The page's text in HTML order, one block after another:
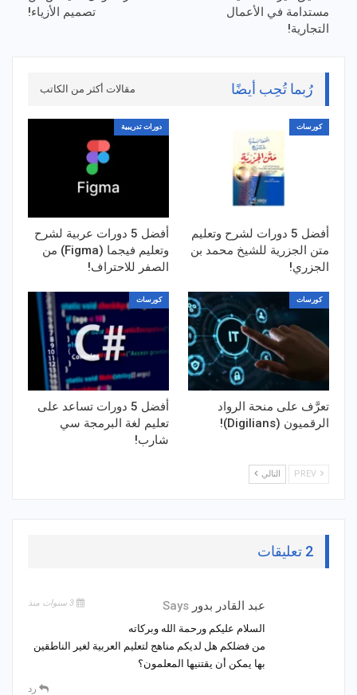
مستدامة في الأعمال
التجارية!
تصميم الأزياء!
رُبما تُحِب أيضًا مقالات أكثر من الكاتب
كورسات
أفضل 5 دورات لشرح وتعليم
متن الجزرية للشيخ محمد بن
الجزري!
دورات تدريبية
أفضل 5 دورات عربية لشرح
وتعليم فيجما (Figma) من
الصفر للاحتراف!
كورسات
تعرَّف على منحة الرواد
الرقميون (Digilians)!
كورسات
أفضل 5 دورات تساعد على
تعليم لغة البرمجة سي
شارب!
التالي
2 تعليقات
عبد القادر بدور Says
السلام عليكم ورحمة الله وبركاته
من فضلكم هل لديكم مناهج لتعليم العربية لغير الناطقين
بها يمكن أن يقتنيها المعلمون؟
رد